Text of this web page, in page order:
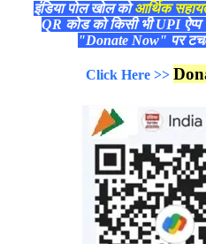
इंडिया पोल खोल कोआर्थिक
QR कोड को किसी भी UPI
"Donate Now" पर
Click Here >>